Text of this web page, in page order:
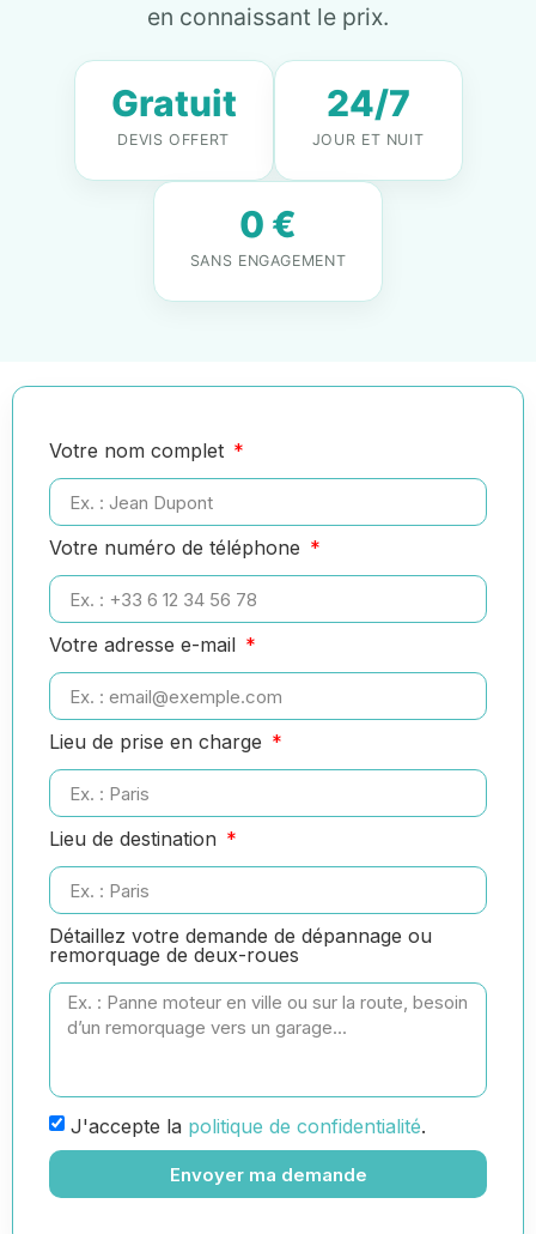
en connaissant le prix.
Gratuit
DEVIS OFFERT
24/7
JOUR ET NUIT
0 €
SANS ENGAGEMENT
Votre nom complet
Votre numéro de téléphone
Votre adresse e-mail
Lieu de prise en charge
Lieu de destination
Détaillez votre demande de dépannage ou
remorquage de deux-roues
J'accepte la politique de confidentialité.
Envoyer ma demande